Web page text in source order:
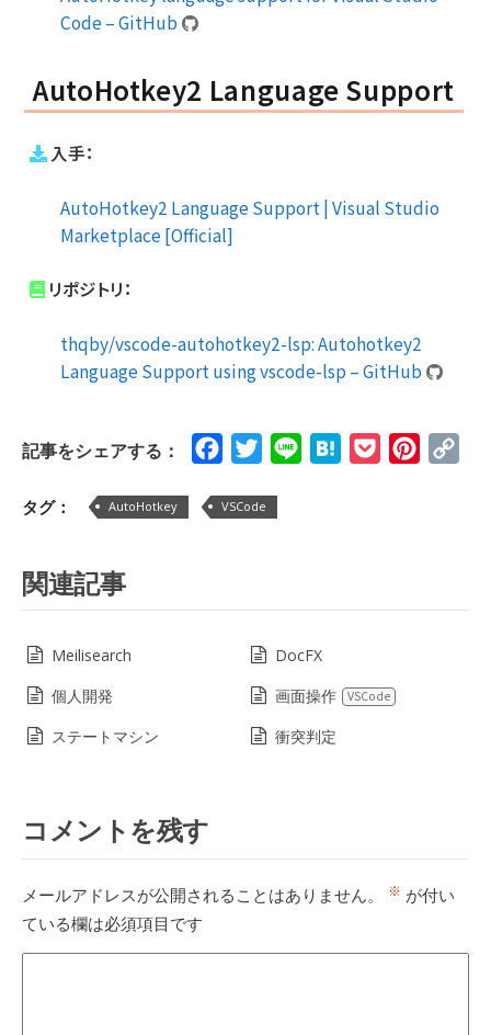
Code – GitHub
AutoHotkey2 Language Support
入手：
AutoHotkey2 Language Support | Visual Studio
Marketplace [Official]
リポジトリ：
thqby/vscode-autohotkey2-lsp: Autohotkey2
Language Support using vscode-lsp – GitHub
記事をシェアする： FacebookTwitterLine HatenaPocket
タグ： AutoHotkey VSCode
関連記事
Meilisearch
DocFX
個人開発
画面操作 VSCode
ステートマシン 衝突判定
コメントを残す
メールアドレスが公開されることはありません。 ※ が付い
ている欄は必須項目です